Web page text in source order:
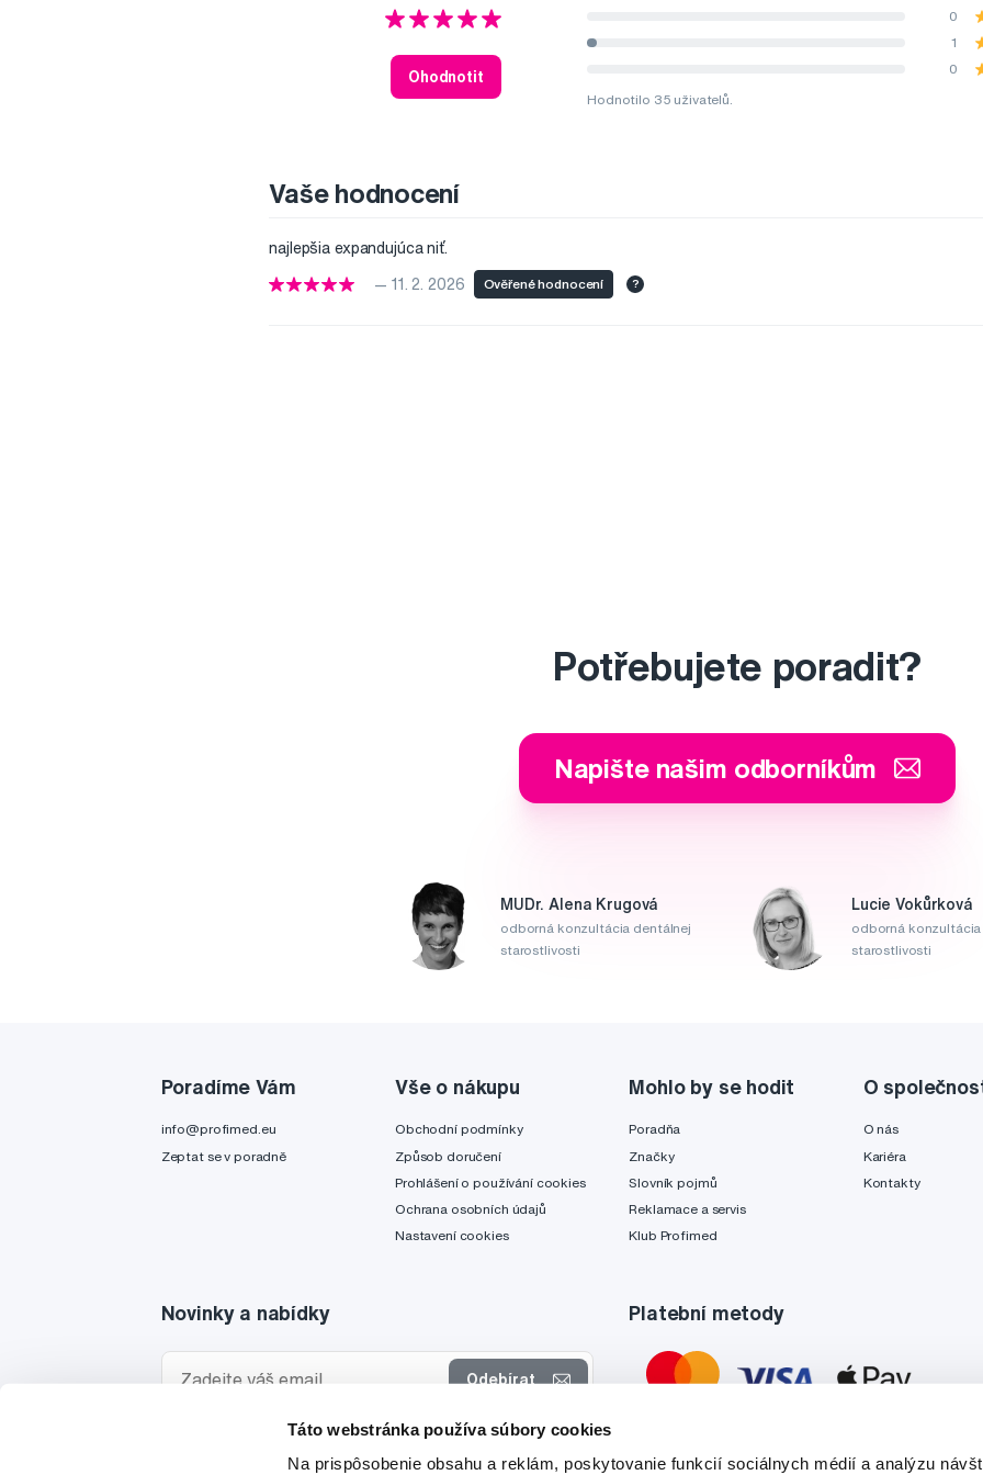
Táto webstránka používa súbory cookies
Na prispôsobenie obsahu a reklám, poskytovanie funkcií sociálnych médií a analýzu
Ohodnotit
0
1
0
Hodnotilo 35 uživatelů.
Vaše hodnocení
najlepšia expandujúca niť.
— 11. 2. 2026 Ověřené hodnocení ?
Potřebujete poradit?
Napište našim odborníkům
MUDr. Alena Krugová
odborná konzultácia dentálnej
starostlivosti
Lucie Vokůrková
odborná konzultácia
starostlivosti
Poradíme Vám
info@profimed.eu
Zeptat se v poradně
Vše o nákupu
Obchodní podmínky
Způsob doručení
Prohlášení o používání cookies
Ochrana osobních údajů
Nastavení cookies
Mohlo by se hodit
Poradňa
Značky
Slovník pojmů
Reklamace a servis
Klub Profimed
O
O nás
Kariéra
Kontakty
Novinky a nabídky
Odebírat
zpracováním osobních údajůpro tyto účely.
Platební metody